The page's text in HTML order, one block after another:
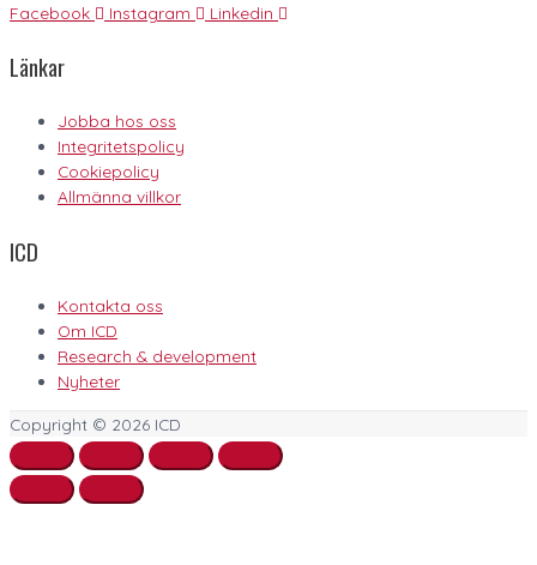
Facebook Instagram Linkedin
Länkar
Jobba hos oss
Integritetspolicy
Cookiepolicy
Allmänna villkor
ICD
Kontakta oss
Om ICD
Research & development
Nyheter
Copyright © 2026 ICD